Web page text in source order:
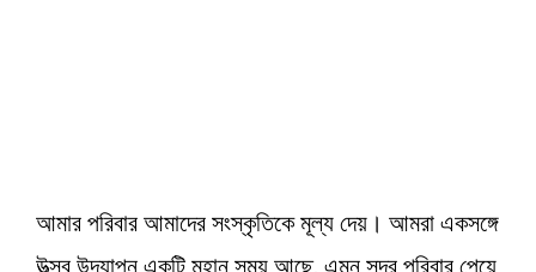
আমার পরিবার আমাদের সংস্কৃতিকে মূল্য দেয়। আমরা একসঙ্গে
উত্সব উদযাপন একটি মহান সময় আছে. এমন সুন্দর পরিবার পেয়ে